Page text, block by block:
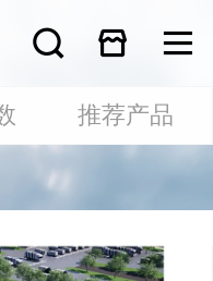
推荐产品